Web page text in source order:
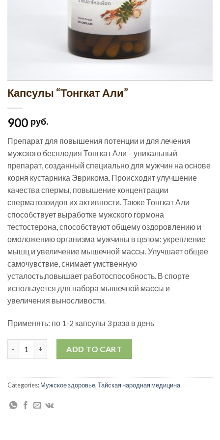
Капсулы “Тонгкат Али”
900 руб.
Препарат для повышения потенции и для лечения
мужского бесплодия Тонгкат Али – уникальный
препарат, созданный специально для мужчин на основе
корня кустарника Эврикома. Происходит улучшение
качества спермы, повышение концентрации
сперматозоидов их активности. Также Тонгкат Али
способствует выработке мужского гормона
тестостерона, способствуют общему оздоровлению и
омоложению организма мужчины в целом: укрепление
мышц и увеличение мышечной массы. Улучшает общее
самочувствие, снимает умственную
усталость,повышает работоспособность. В спорте
используется для набора мышечной массы и
увеличения выносливости.
Применять: по 1-2 капсулы 3 раза в день
ADD TO CART
Categories:Мужское здоровье,Тайская народная медицина